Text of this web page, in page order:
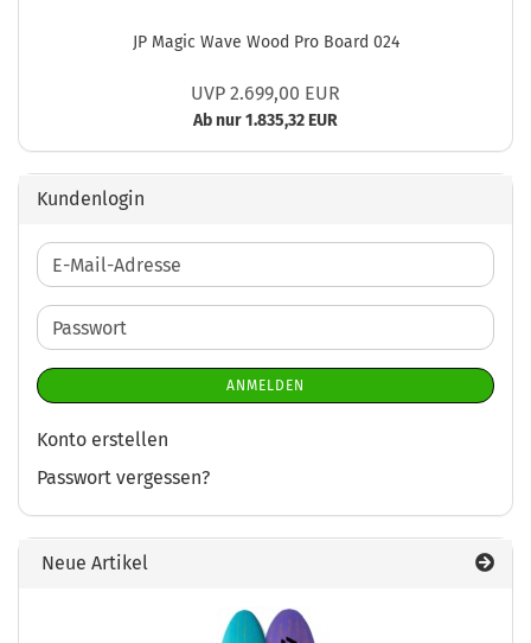
JP Magic Wave Wood Pro Board 024
UVP 2.699,00 EUR
Ab nur 1.835,32 EUR
Kundenlogin
E-
Mail-
Adresse
Passwort
ANMELDEN
Konto erstellen
Passwort vergessen?
Neue Artikel